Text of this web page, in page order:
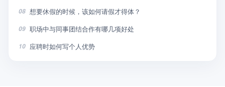
08 想要休假的时候，该如何请假才得体？
09 职场中与同事团结合作有哪几项好处
10 应聘时如何写个人优势